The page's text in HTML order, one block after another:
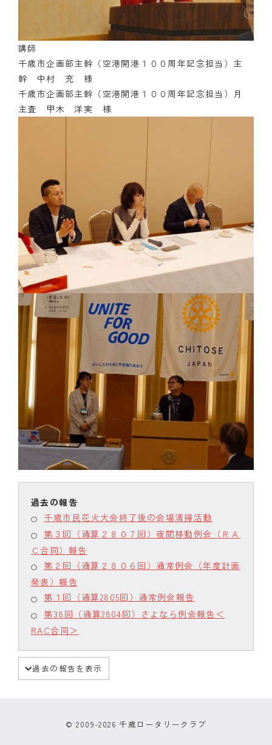
講師
千歳市企画部主幹（空港開港１００周年記念担当）主
幹 中村 充 様
千歳市企画部主幹（空港開港１００周年記念担当）月
主査 甲木 洋実 様
千歳市民花火大会終了後の会場清掃活動
第３回（通算２８０７回）夜間移動例会（ＲＡ
Ｃ合同）報告
第２回（通算２８０６回）通常例会（年度計画
発表）報告
第１回（通算2805回）通常例会報告
第38回（通算2804回）さよなら例会報告＜
RAC合同＞
過去の報告を表示
© 2009-2026 千歳ロータリークラブ